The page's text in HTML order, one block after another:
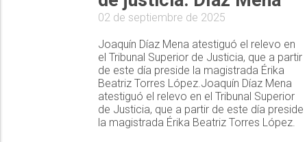
02 de septiembre de 2025
Joaquín Díaz Mena atestiguó el relevo en
el Tribunal Superior de Justicia, que a partir
de este día preside la magistrada Érika
Beatriz Torres López.Joaquín Díaz Mena
atestiguó el relevo en el Tribunal Superior
de Justicia, que a partir de este día preside
la magistrada Érika Beatriz Torres López.